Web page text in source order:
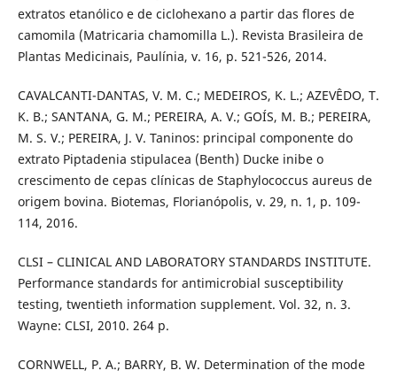
extratos etanólico e de ciclohexano a partir das flores de
camomila (Matricaria chamomilla L.). Revista Brasileira de
Plantas Medicinais, Paulínia, v. 16, p. 521-526, 2014.
CAVALCANTI-DANTAS, V. M. C.; MEDEIROS, K. L.; AZEVÊDO, T.
K. B.; SANTANA, G. M.; PEREIRA, A. V.; GOÍS, M. B.; PEREIRA,
M. S. V.; PEREIRA, J. V. Taninos: principal componente do
extrato Piptadenia stipulacea (Benth) Ducke inibe o
crescimento de cepas clínicas de Staphylococcus aureus de
origem bovina. Biotemas, Florianópolis, v. 29, n. 1, p. 109-
114, 2016.
CLSI – CLINICAL AND LABORATORY STANDARDS INSTITUTE.
Performance standards for antimicrobial susceptibility
testing, twentieth information supplement. Vol. 32, n. 3.
Wayne: CLSI, 2010. 264 p.
CORNWELL, P. A.; BARRY, B. W. Determination of the mode